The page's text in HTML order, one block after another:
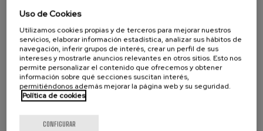
Biseladoras por cizallado gradual
Con las biseladoras por cizallado gradual cada
plano especifica ángulos diferentes de chaflanado,
ésta es su opción. Cambie de ángulo en pocos
segundos manteniendo las condiciones óptimas de
Uso de Cookies
Utilizamos cookies propias y de terceros para mejorar nuestros
servicios, elaborar información estadística, analizar sus hábitos de
navegación, inferir grupos de interés, crear un perfil de sus
intereses y mostrarle anuncios relevantes en otros sitios. Esto nos
permite personalizar el contenido que ofrecemos y obtener
información sobre qué secciones suscitan interés,
permitiéndonos además mejorar la página web y su seguridad.
Política de cookies
CONFIGURAR